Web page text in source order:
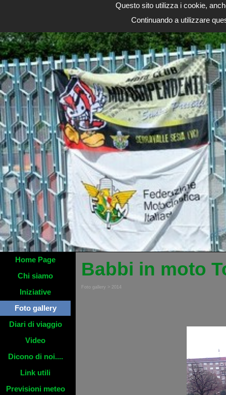
Questo sito utilizza i cookie,
Continuando a utilizzare
Home Page
Chi siamo
Iniziative
Foto gallery
Diari di viaggio
Video
Dicono di noi....
Link utili
Previsioni meteo
Babbi in moto
Foto gallery > 2014